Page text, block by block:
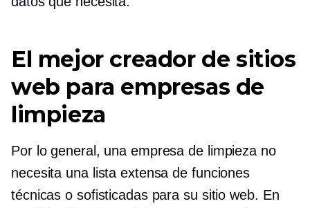
El mejor creador de sitios
web para empresas de
limpieza
Por lo general, una empresa de limpieza no
necesita una lista extensa de funciones
técnicas o sofisticadas para su sitio web. En